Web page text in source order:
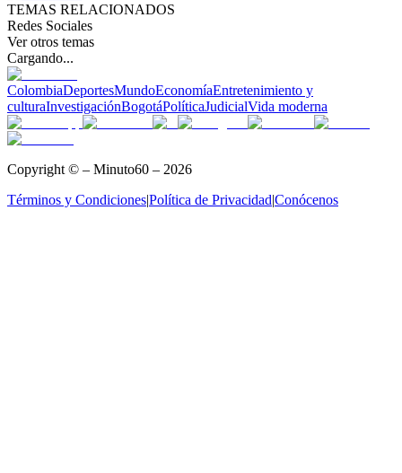
TEMAS RELACIONADOS
Redes Sociales
Ver otros temas
Cargando...
ColombiaDeportesMundoEconomíaEntretenimiento y
culturaInvestigaciónBogotáPolíticaJudicialVida moderna
Copyright © – Minuto60 – 2026
Términos y Condiciones|Política de Privacidad|Conócenos